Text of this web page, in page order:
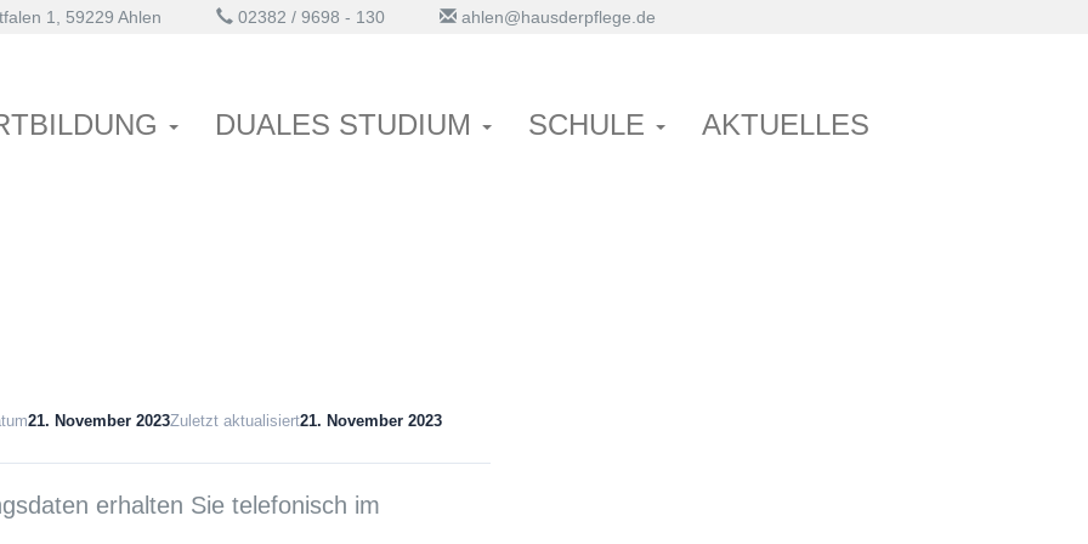
1, 59229 Ahlen 02382 / 9698 - 130 ahlen@hausderpflege.de
DUALES STUDIUM SCHULE
AKTUELLES
21. November 2023Zuletzt aktualisiert21. November 2023
erhalten Sie telefonisch im